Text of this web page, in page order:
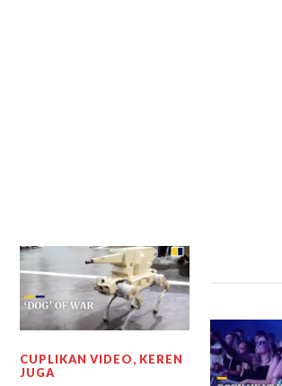
CUPLIKAN VIDEO, KEREN
JUGA